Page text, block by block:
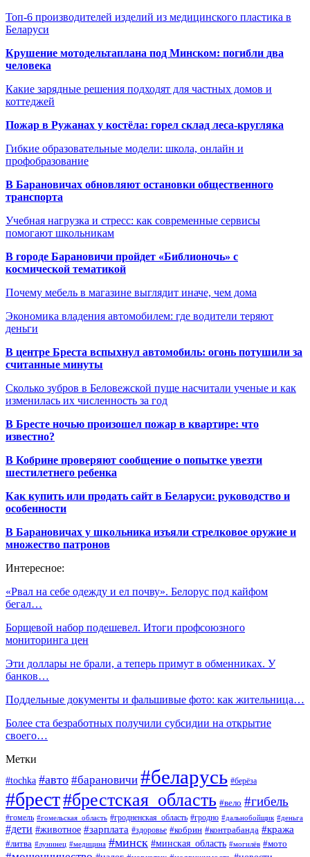
Топ-6 производителей изделий из медицинского пластика в
Беларуси
Крушение мотодельтаплана под Минском: погибли два
человека
Какие зарядные решения подходят для частных домов и
коттеджей
Пожар в Ружанах у костёла: горел склад леса-кругляка
Гибкие образовательные модели: школа, онлайн и
профобразование
В Барановичах обновляют остановки общественного
транспорта
Учебная нагрузка и стресс: как современные сервисы
помогают школьникам
В городе Барановичи пройдет «Библионочь» с
космической тематикой
Почему мебель в магазине выглядит иначе, чем дома
Экономика владения автомобилем: где водители теряют
деньги
В центре Бреста вспыхнул автомобиль: огонь потушили за
считанные минуты
Сколько зубров в Беловежской пуще насчитали ученые и как
изменилась их численность за год
В Бресте ночью произошел пожар в квартире: что
известно?
В Кобрине проверяют сообщение о попытке увезти
шестилетнего ребенка
Как купить или продать сайт в Беларуси: руководство и
особенности
В Барановичах у школьника изъяли стрелковое оружие и
множество патронов
Интересное:
«Рвал на себе одежду и ел почву». Белорус под кайфом
бегал…
Борщевой набор подешевел. Итоги профсоюзного
мониторинга цен
Эти доллары не брали, а теперь примут в обменниках. У
банков…
Поддельные документы и фальшивые фото: как жительница…
Более ста безработных получили субсидии на открытие
своего…
Метки
#tochka #авто #барановичи #беларусь #берёза
#брест#брестская_область #вело #гибель
#гомель #гомельская_область #гродненская_область #гродно #дальнобойщик #деньга
#дети #животное #зарплата #здоровье #кобрин #контрабанда #кража
#литва #лунинец #медицина #минск #минская_область #могилёв #мото